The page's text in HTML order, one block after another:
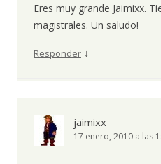
Eres muy grande Jaimixx.
magistrales. Un saludo!
Responder ↓
jaimixx
17 enero, 2010 a las